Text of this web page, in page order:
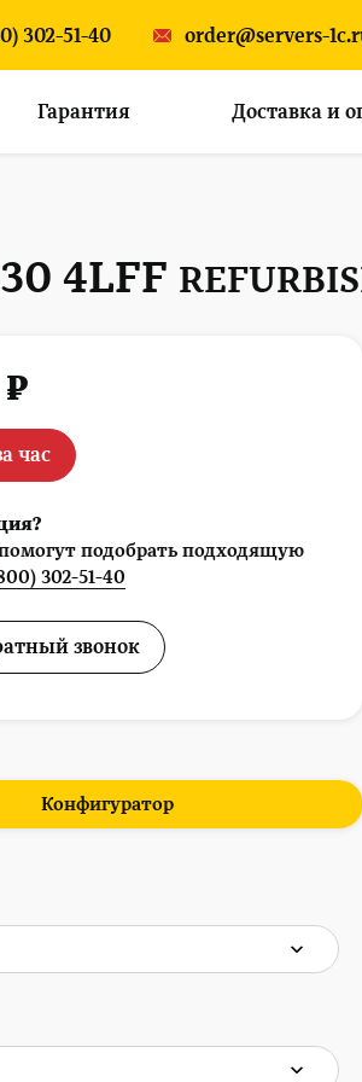
302-51-40 order@servers-
Гарантия Доставка и
4LFF
час
подобрать подходящую
302-51-40
звонок
Конфигуратор